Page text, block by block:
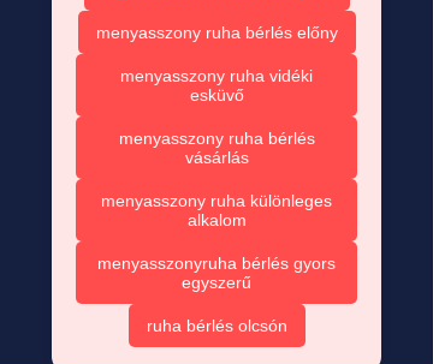
menyasszony ruha bérlés előny
menyasszony ruha vidéki
esküvő
menyasszony ruha bérlés
vásárlás
menyasszony ruha különleges
alkalom
menyasszonyruha bérlés gyors
egyszerű
ruha bérlés olcsón